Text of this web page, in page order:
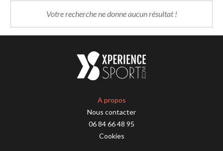
Votre recherche ne donne aucun résultat !
A propos
Nous contacter
06 84 66 48 95
Cookies